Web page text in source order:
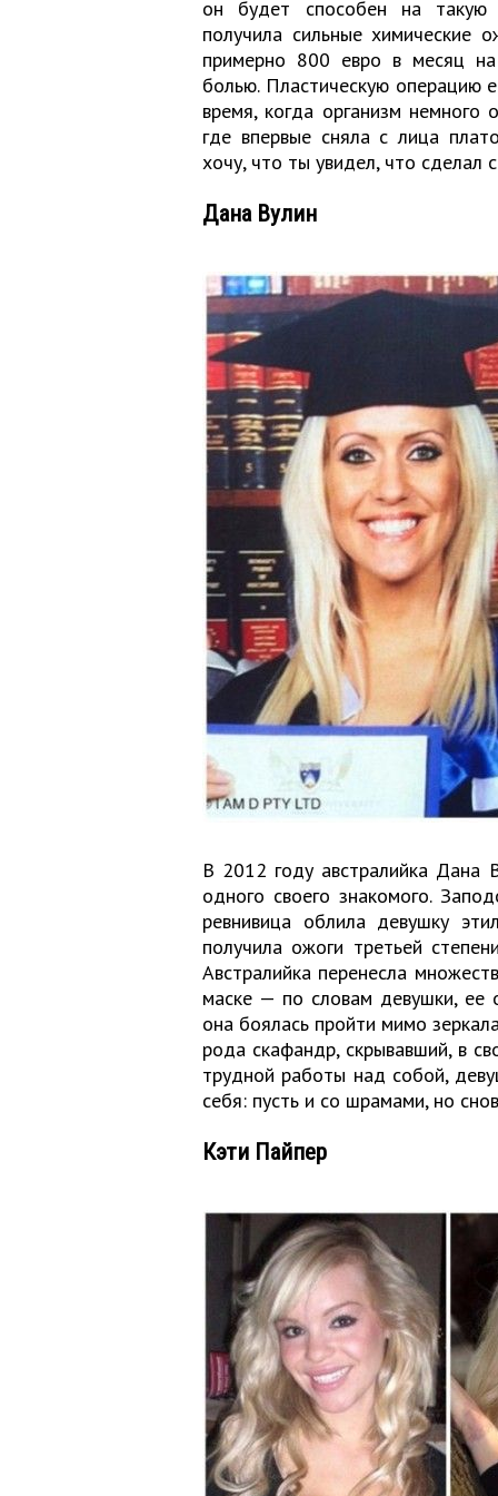
он будет способен на такую
получила сильные химические
примерно 800 евро в месяц на
болью. Пластическую операцию
время, когда организм
где впервые сняла с лица
хочу, что ты увидел, что сделал
Дана Вулин
В 2012 году австралийка Дана
одного своего знакомого.
ревнивица облила девушку
получила ожоги третьей
Австралийка перенесла
маске — по словам девушки, ее
она боялась пройти мимо
рода скафандр, скрывавший, в
трудной работы над собой,
себя: пусть и со шрамами, но
Кэти Пайпер